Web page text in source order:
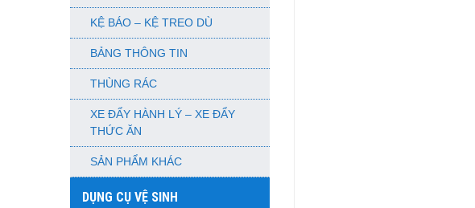
KỆ BÁO – KỆ TREO DÙ
BẢNG THÔNG TIN
THÙNG RÁC
XE ĐẨY HÀNH LÝ – XE ĐẨY
THỨC ĂN
SẢN PHẨM KHÁC
DỤNG CỤ VỆ SINH